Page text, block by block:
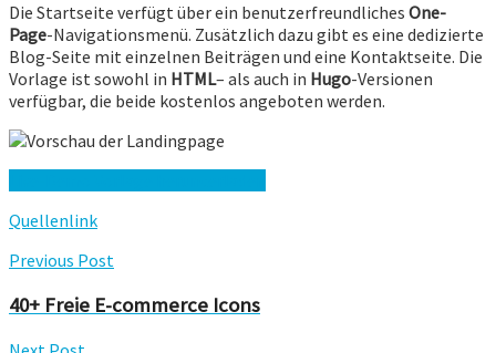
Die Startseite verfügt über ein benutzerfreundliches One-
Page-Navigationsmenü. Zusätzlich dazu gibt es eine dedizierte
Blog-Seite mit einzelnen Beiträgen und eine Kontaktseite. Die
Vorlage ist sowohl in HTML– als auch in Hugo-Versionen
verfügbar, die beide kostenlos angeboten werden.
Quellenlink
Previous Post
40+ Freie E-commerce Icons